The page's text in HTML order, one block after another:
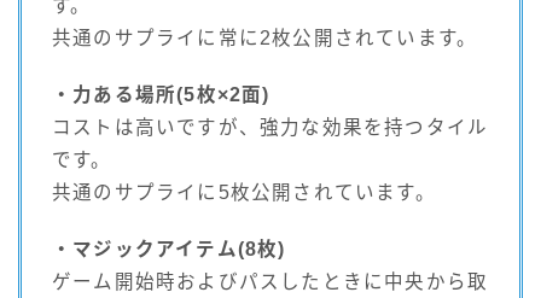
す。
共通のサプライに常に2枚公開されています。
・力ある場所(5枚×2面)
コストは高いですが、強力な効果を持つタイル
です。
共通のサプライに5枚公開されています。
・マジックアイテム(8枚)
ゲーム開始時およびパスしたときに中央から取